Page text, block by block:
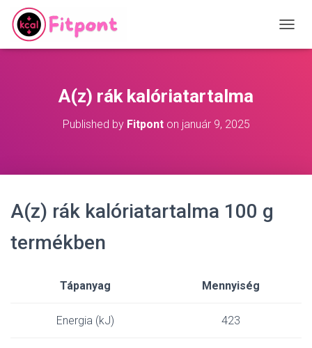
O
A(z) rák kalóriatartalma
Published by Fitponton január 9, 2025
A(z) rák kalóriatartalma 100 g
termékben
Tápanyag Mennyiség
Energia (kJ) 423